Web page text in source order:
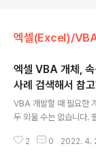
엑셀(Excel)/
엑셀 VBA 개체,
사례 검색해서 참고
VBA 개발할 때 필요한
두 외울 수는 없습니다.
에서는 어떻게 관련 정
2 0 2022. 4.